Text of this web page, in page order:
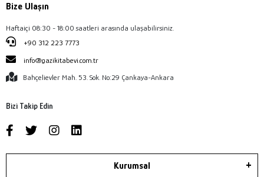
Bize Ulaşın
Haftaiçi 08:30 - 18:00 saatleri arasında ulaşabilirsiniz.
+90 312 223 7773
info@gazikitabevi.com.tr
Bahçelievler Mah. 53. Sok. No:29 Çankaya-Ankara
Bizi Takip Edin
Kurumsal